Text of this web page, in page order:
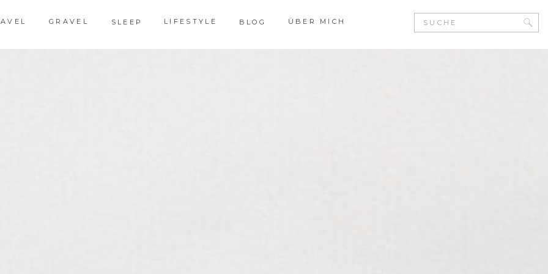
ÜBER MICH
BLOG
SLEEP LIFESTYLE
GRAVEL
Search
for: